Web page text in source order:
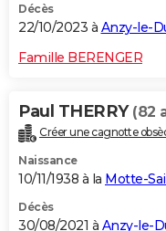
GUIDES D'ACHAT
Carte de Noël
Carte Bonne année
Carte Saint-Valentin
Carte Pâques
Carte d'anniversaire
DICTIONNAIRE
Dictionnaire
Biographies
Citations
Expressions
Proverbes
PROGRAMME TV
S'inscrire
Se connecter
Lycées
Collèges
Primaires
Universités
Entreprises
Service militaire
Avis de recherche
Décès
22/10/2023 à Anzy-le-
Famille BERENGER
Paul THERRY (82
Créer une cagnotte
Naissance
10/11/1938 à la Motte-
Décès
30/08/2021 à Anzy-le-